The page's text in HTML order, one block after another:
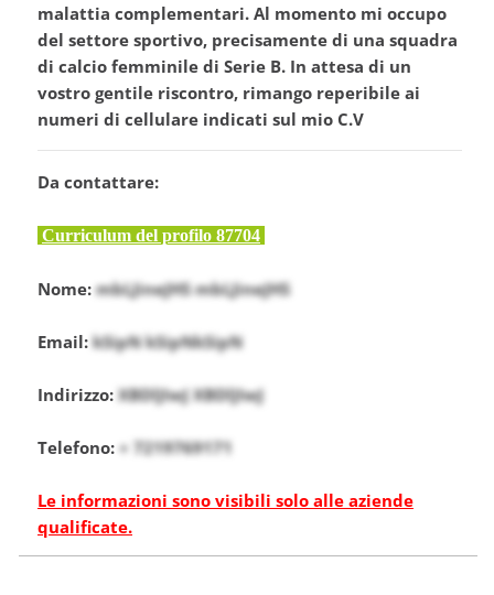
malattia complementari. Al momento mi occupo
del settore sportivo, precisamente di una squadra
di calcio femminile di Serie B. In attesa di un
vostro gentile riscontro, rimango reperibile ai
numeri di cellulare indicati sul mio C.V
Da contattare:
Curriculum del profilo 87704
Nome:mbLJineJHS mbLJineJHS
Email:kSipN kSipNkSipN
Indirizzo: XBDlJIwJ XBDlJIwJ
Telefono: + 7219769171
Le informazioni sono visibili solo alle aziende
qualificate.